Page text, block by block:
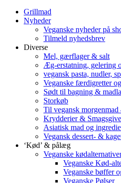
Grillmad
Nyheder
Veganske nyheder på
Tilmeld nyhedsbrev
Diverse
Mel, gærflager & salt
Æg-erstatning, gelering
vegansk pasta, nudler,
Veganske færdigretter
Sødt til bagning &
Storkøb
Til vegansk
Krydderier &
Asiatisk mad og
Vegansk dessert- &
‘Kød’ & pålæg
Veganske
Veganske Kød-
Veganske bøffer
Veganske Pølser